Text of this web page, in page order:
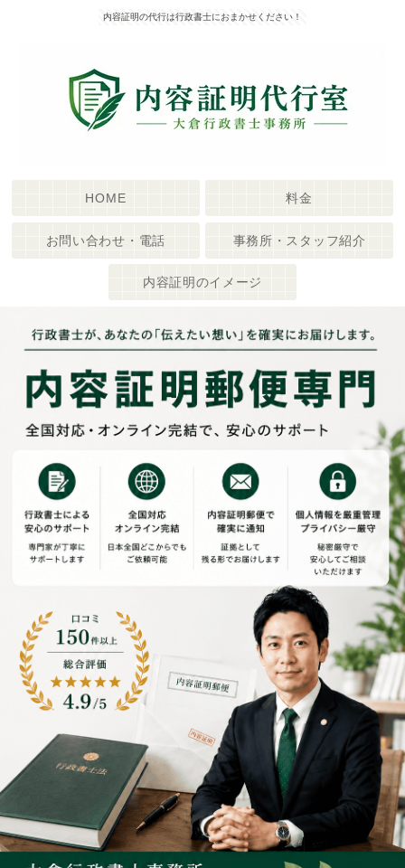
内容証明の代行は行政書士におまかせください！
HOME 料金
お問い合わせ・電話 事務所・スタッフ紹介
内容証明のイメージ